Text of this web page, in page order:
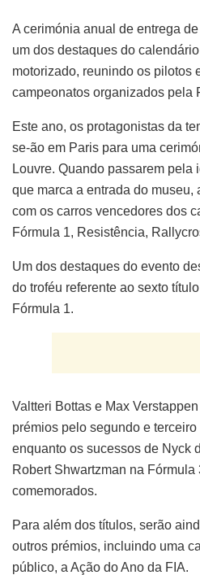
A cerimónia anual de entrega
um dos destaques do
motorizado, reunindo os pilotos
campeonatos organizados pela
Este ano, os protagonistas da
se-ão em Paris para uma
Louvre. Quando passarem
que marca a entrada do museu,
com os carros vencedores dos
Fórmula 1, Resistência,
Um dos destaques do evento
do troféu referente ao sexto
Fórmula 1.
Valtteri Bottas e Max
prémios pelo segundo e
enquanto os sucessos de Nyck
Robert Shwartzman na Fórmula
comemorados.
Para além dos títulos, serão
outros prémios, incluindo uma
público, a Ação do Ano da FIA.